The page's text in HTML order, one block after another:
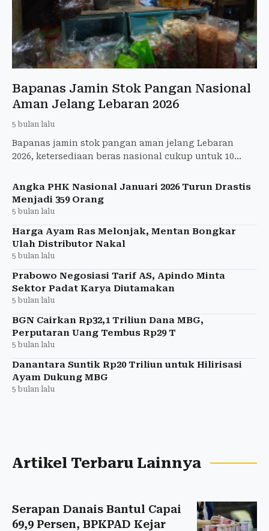
Bapanas Jamin Stok Pangan Nasional
Aman Jelang Lebaran 2026
5 bulan lalu
Bapanas jamin stok pangan aman jelang Lebaran
2026, ketersediaan beras nasional cukup untuk 10
Angka PHK Nasional Januari 2026 Turun Drastis
Menjadi 359 Orang
5 bulan lalu
Harga Ayam Ras Melonjak, Mentan Bongkar
Ulah Distributor Nakal
5 bulan lalu
Prabowo Negosiasi Tarif AS, Apindo Minta
Sektor Padat Karya Diutamakan
5 bulan lalu
BGN Cairkan Rp32,1 Triliun Dana MBG,
Perputaran Uang Tembus Rp29 T
5 bulan lalu
Danantara Suntik Rp20 Triliun untuk Hilirisasi
Ayam Dukung MBG
5 bulan lalu
Artikel Terbaru Lainnya
Serapan Danais Bantul Capai
69,9 Persen, BPKPAD Kejar